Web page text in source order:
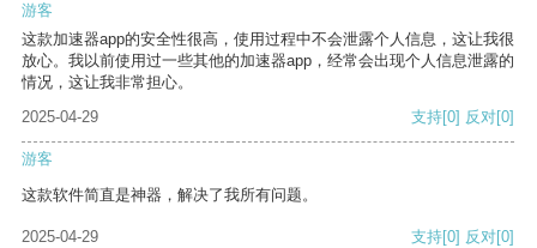
游客
这款加速器app的安全性很高，使用过程中不会泄露个人信息，这让我很
放心。我以前使用过一些其他的加速器app，经常会出现个人信息泄露的
情况，这让我非常担心。
2025-04-29
支持[0] 反对[0]
游客
这款软件简直是神器，解决了我所有问题。
2025-04-29 支持[0] 反对[0]